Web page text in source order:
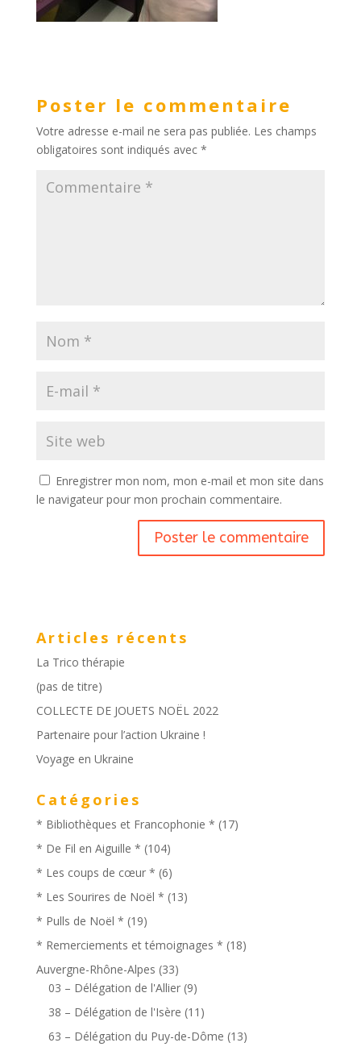
Poster le commentaire
Votre adresse e-mail ne sera pas publiée. Les champs
obligatoires sont indiqués avec *
Enregistrer mon nom, mon e-mail et mon site dans
le navigateur pour mon prochain commentaire.
Articles récents
La Trico thérapie
(pas de titre)
COLLECTE DE JOUETS NOËL 2022
Partenaire pour l’action Ukraine !
Voyage en Ukraine
Catégories
* Bibliothèques et Francophonie * (17)
* De Fil en Aiguille * (104)
* Les coups de cœur * (6)
* Les Sourires de Noël * (13)
* Pulls de Noël * (19)
* Remerciements et témoignages * (18)
Auvergne-Rhône-Alpes (33)
03 – Délégation de l'Allier(9)
38 – Délégation de l'Isère (11)
63 – Délégation du Puy-de-Dôme (13)